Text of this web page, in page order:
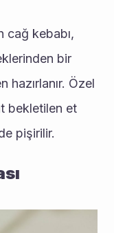
cağ kebabı,
bir
hazırlanır. Özel
bekletilen et
pişirilir.